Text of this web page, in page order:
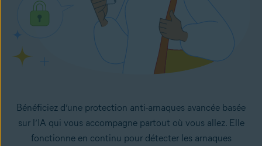
Bénéficiez d’une protection anti-arnaques avancée basée
sur l’IA qui vous accompagne partout où vous allez. Elle
fonctionne en continu pour détecter les arnaques